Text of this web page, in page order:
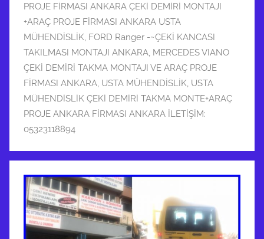
PROJE FİRMASI ANKARA ÇEKİ DEMİRİ MONTAJI
+ARAÇ PROJE FİRMASI ANKARA USTA
MÜHENDİSLİK FORD Ranger -~ÇEKİ KANCASI
TAKILMASI MONTAJI ANKARA MERCEDES VIANO
ÇEKİ DEMİRİ TAKMA MONTAJI VE ARAÇ PROJE
FİRMASI ANKARA USTA MÜHENDİSLİK USTA
MÜHENDİSLİK ÇEKİ DEMİRİ TAKMA MONTE+ARAÇ
PROJE ANKARA FİRMASI ANKARA İLETİŞİM:
05323118894